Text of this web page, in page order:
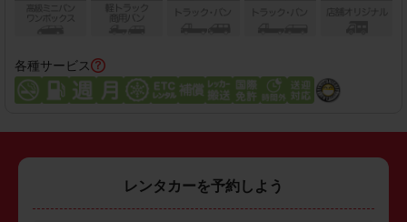
各種サービス
レンタカーを予約しよう